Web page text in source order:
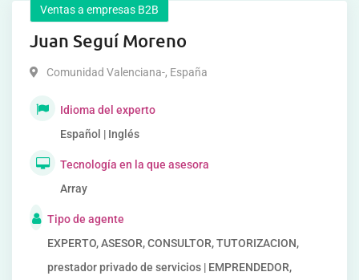
Ventas a empresas B2B
Juan Seguí Moreno
Comunidad Valenciana-, España
Idioma del experto
Español | Inglés
Tecnología en la que asesora
Array
Tipo de agente
EXPERTO, ASESOR, CONSULTOR, TUTORIZACION,
prestador privado de servicios | EMPRENDEDOR,